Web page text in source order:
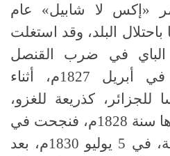
«إكس لا شابيل» عام
باحتلال البلد، وقد استغلت
في ضرب القنصل
الفرنسي بالمروحة، في أبريل 1827م، أثناء
للجزائر، كذريعة للغزو،
فحركت أساطيلها نحوها سنة 1828م، فنجحت في
احتلال الجزائر العاصمة، في 5 يوليو 1830م، بعد